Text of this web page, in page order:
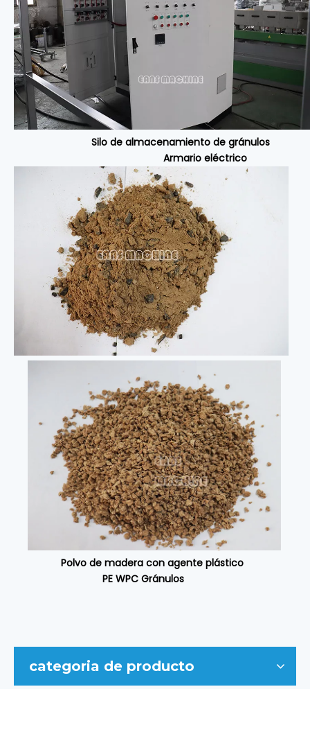
Silo de almacenamiento de gránulos
Armario eléctrico
Polvo de madera con agente plástico
PE WPC Gránulos
categoria de producto